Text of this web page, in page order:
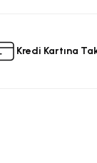
Kredi Kartına